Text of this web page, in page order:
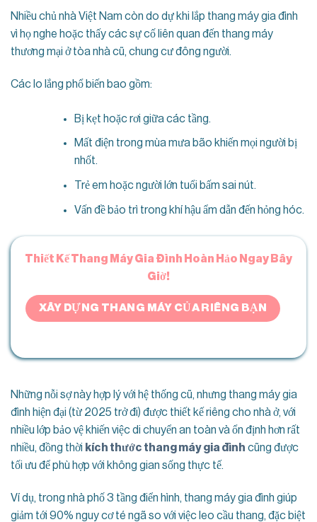
Nhiều chủ nhà Việt Nam còn do dự khi lắp thang máy gia đình
vì họ nghe hoặc thấy các sự cố liên quan đến thang máy
thương mại ở tòa nhà cũ, chung cư đông người.
Các lo lắng phổ biến bao gồm:
Bị kẹt hoặc rơi giữa các tầng.
Mất điện trong mùa mưa bão khiến mọi người bị
nhốt.
Trẻ em hoặc người lớn tuổi bấm sai nút.
Vấn đề bảo trì trong khí hậu ẩm dẫn đến hỏng hóc.
Thiết Kế Thang Máy Gia Đình Hoàn Hảo Ngay Bây
Giờ!
XÂY DỰNG THANG MÁY CỦA RIÊNG BẠN
Những nỗi sợ này hợp lý với hệ thống cũ, nhưng thang máy gia
đình hiện đại (từ 2025 trở đi) được thiết kế riêng cho nhà ở, với
nhiều lớp bảo vệ khiến việc di chuyển an toàn và ổn định hơn rất
nhiều, đồng thời kích thước thang máy gia đình cũng được
tối ưu để phù hợp với không gian sống thực tế.
Ví dụ, trong nhà phố 3 tầng điển hình, thang máy gia đình giúp
giảm tới 90% nguy cơ té ngã so với việc leo cầu thang, đặc biệt